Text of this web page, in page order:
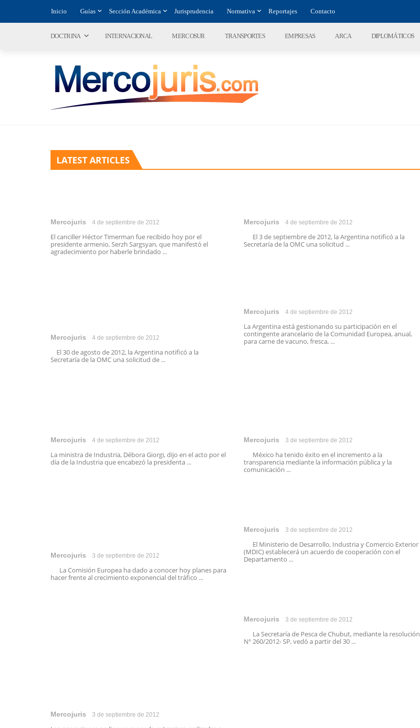
Inicio Guías Sección Académica Jurisprudencia Normativa Reportajes Contacto
DOCTRINA INTERNACIONAL MERCOSUR TRANSPORTES EMPRESAS ARCA DIPLOMÁTICOS
LATEST ARTICLES
Mercojuris 4 de septiembre de 2012
El canciller Héctor Timerman fue recibido hoy por el
presidente armenio, Serzh Sargsyan, que manifestó el
agradecimiento por haberle brindado ...
Mercojuris 4 de septiembre de 2012
El 3 de septiembre de 2012, la Argentina notificó a la
Secretaría de la OMC una solicitud ...
Mercojuris 4 de septiembre de 2012
El 30 de agosto de 2012, la Argentina notificó a la
Secretaría de la OMC una solicitud de ...
Mercojuris 4 de septiembre de 2012
La Argentina está gestionando su participación en el
contingente arancelario de la Comunidad Europea, anual,
para carne de vacuno, fresca, ...
Mercojuris 4 de septiembre de 2012
La ministra de Industria, Débora Giorgi, dijo en el acto por el
día de la Industria que encabezó la presidenta ...
Mercojuris 3 de septiembre de 2012
México ha tenido éxito en el incremento a la
transparencia mediante la información pública y la
comunicación ...
Mercojuris 3 de septiembre de 2012
La Comisión Europea ha dado a conocer hoy planes para
hacer frente al crecimiento exponencial del tráfico ...
Mercojuris 3 de septiembre de 2012
El Ministerio de Desarrollo, Industria y Comercio Exterior
(MDIC) establecerá un acuerdo de cooperación con el
Departamento ...
Mercojuris 3 de septiembre de 2012
La Secretaría de Pesca de Chubut, mediante la resolución
Nº 260/2012- SP, vedó a partir del 30 ...
Mercojuris 3 de septiembre de 2012